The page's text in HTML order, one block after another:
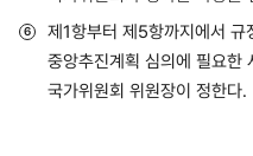
제1항부터 제5항까지에서 규
중앙추진계획 심의에 필요한
국가위원회 위원장이 정한다.